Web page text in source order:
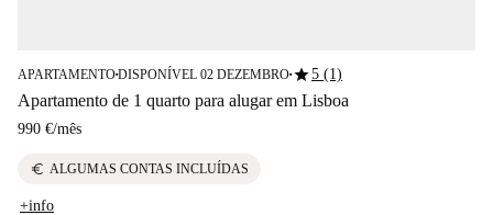
APARTAMENTO■DISPONÍVEL 02 DEZEMBRO■star5 (1)
Apartamento de 1 quarto para alugar em Lisboa
990 €/mês
euro ALGUMAS CONTAS INCLUÍDAS
+info